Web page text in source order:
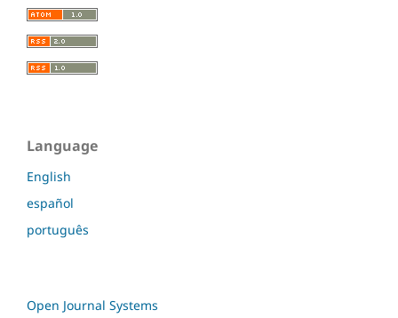
Language
English
español
português
Open Journal Systems